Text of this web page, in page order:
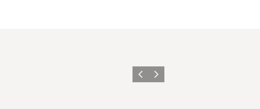
Precedente
Avanti